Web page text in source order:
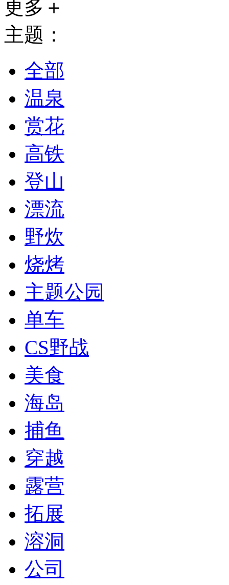
更多＋
主题：
全部
温泉
赏花
高铁
登山
漂流
野炊
烧烤
主题公园
单车
CS野战
美食
海岛
捕鱼
穿越
露营
拓展
溶洞
公司